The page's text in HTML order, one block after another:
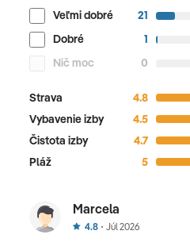
Veľmi dobré
21
Dobré
1
Nič moc
0
Strava
4.8
Vybavenie izby
4.5
Čistota izby
4.7
Pláž
5
Marcela
4.8 Júl 2026